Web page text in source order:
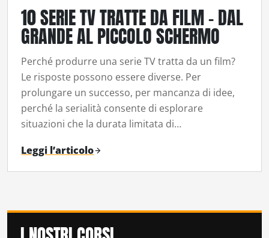
10 SERIE TV TRATTE DA FILM – DAL
GRANDE AL PICCOLO SCHERMO
Perché produrre una serie TV tratta da un film?
Le risposte possono essere diverse. Per
prolungare un successo, per mancanza di idee,
perché la serialità consente di esplorare
situazioni che la durata limitata di…
Leggi l’articolo